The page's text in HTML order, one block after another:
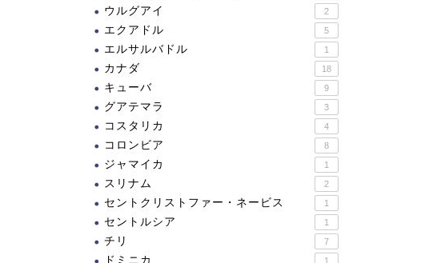
ウルグアイ 2
エクアドル 5
エルサルバドル 1
カナダ 18
キューバ 9
グアテマラ 3
コスタリカ 4
コロンビア 8
ジャマイカ 1
スリナム 2
セントクリストファー・ネービス 1
セントルシア 1
チリ 7
ドミニカ 1